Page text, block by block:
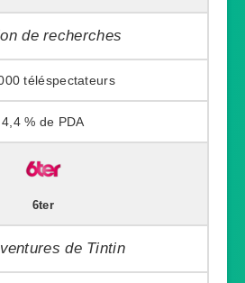
de recherches
4,4 %
6ter
de Tintin